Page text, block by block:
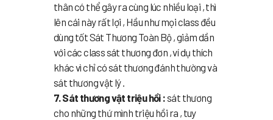
thân có thể gây ra cùng lúc nhiều loại , thì
lên cái này rất lợi , Hầu như mọi class đều
dùng tốt Sát Thương Toàn Bộ , giảm dần
với các class sát thương đơn , ví dụ thích
khác vì chỉ có sát thương đánh thường và
sát thương vật lý .
7. Sát thương vật triệu hồi :sát thương
cho những thứ mình triệu hồi ra , tuy